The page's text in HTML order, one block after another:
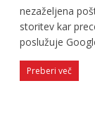
nezaželjena
storitev kar
poslužuje
Preberi več